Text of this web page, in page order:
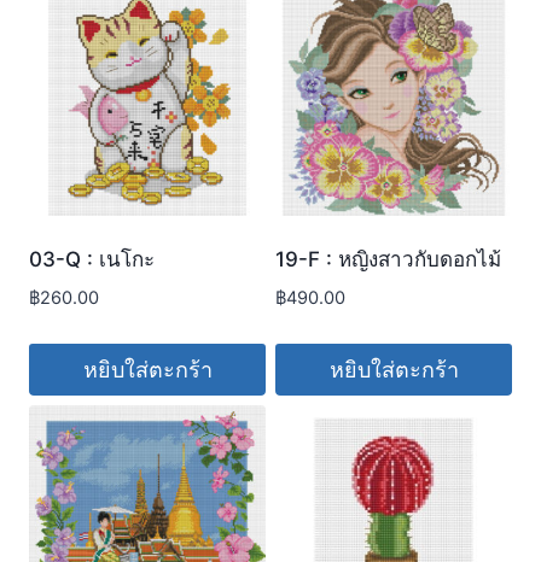
03-Q : เนโกะ
฿260.00
หยิบใส่ตะกร้า
19-F : หญิงสาวกับดอกไม้
฿490.00
หยิบใส่ตะกร้า